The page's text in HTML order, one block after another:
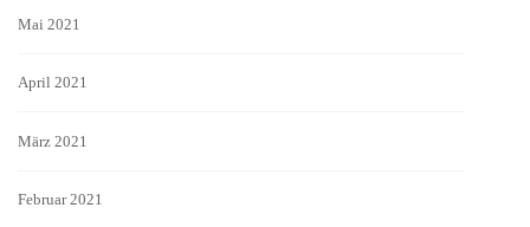
Mai 2021
April 2021
März 2021
Februar 2021